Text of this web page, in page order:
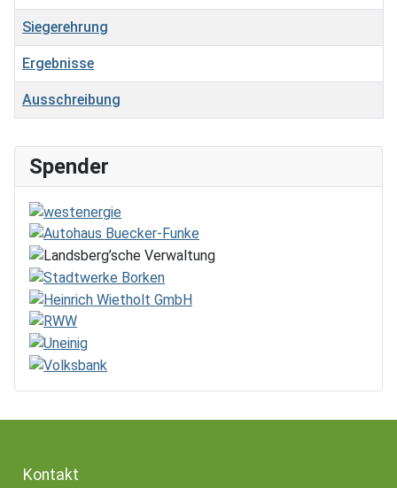
Siegerehrung
Ergebnisse
Ausschreibung
Spender
Kontakt